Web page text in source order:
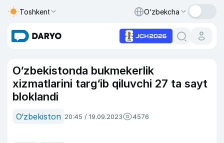
Toshkent O‘zbekcha
O‘zbekistonda bukmekerlik
xizmatlarini targ‘ib qiluvchi 27 ta sayt
bloklandi
O‘zbekiston 20:45 / 19.09.2023 4576